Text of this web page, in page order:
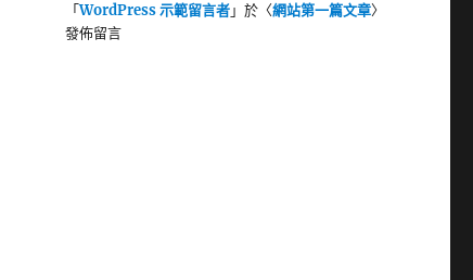
「WordPress 示範留言者」於〈網站第一篇文章〉
發佈留言